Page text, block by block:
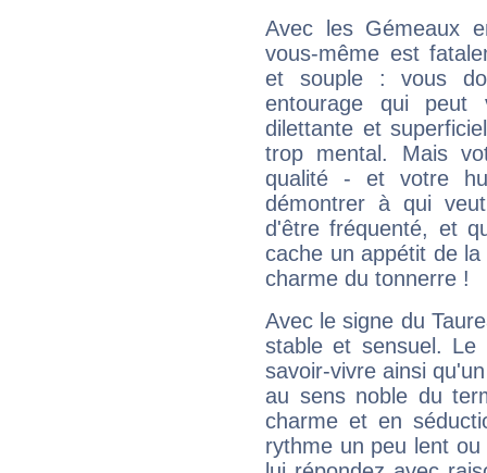
Avec les Gémeaux
vous-même est
et souple : vous
entourage qui
dilettante et
trop mental. Mais
qualité - et votre
démontrer à qui
d'être fréquenté, et
cache un appétit de
charme du tonnerre !
Avec le signe du
stable et sensuel.
savoir-vivre ainsi
au sens noble du
charme et en
rythme un peu lent